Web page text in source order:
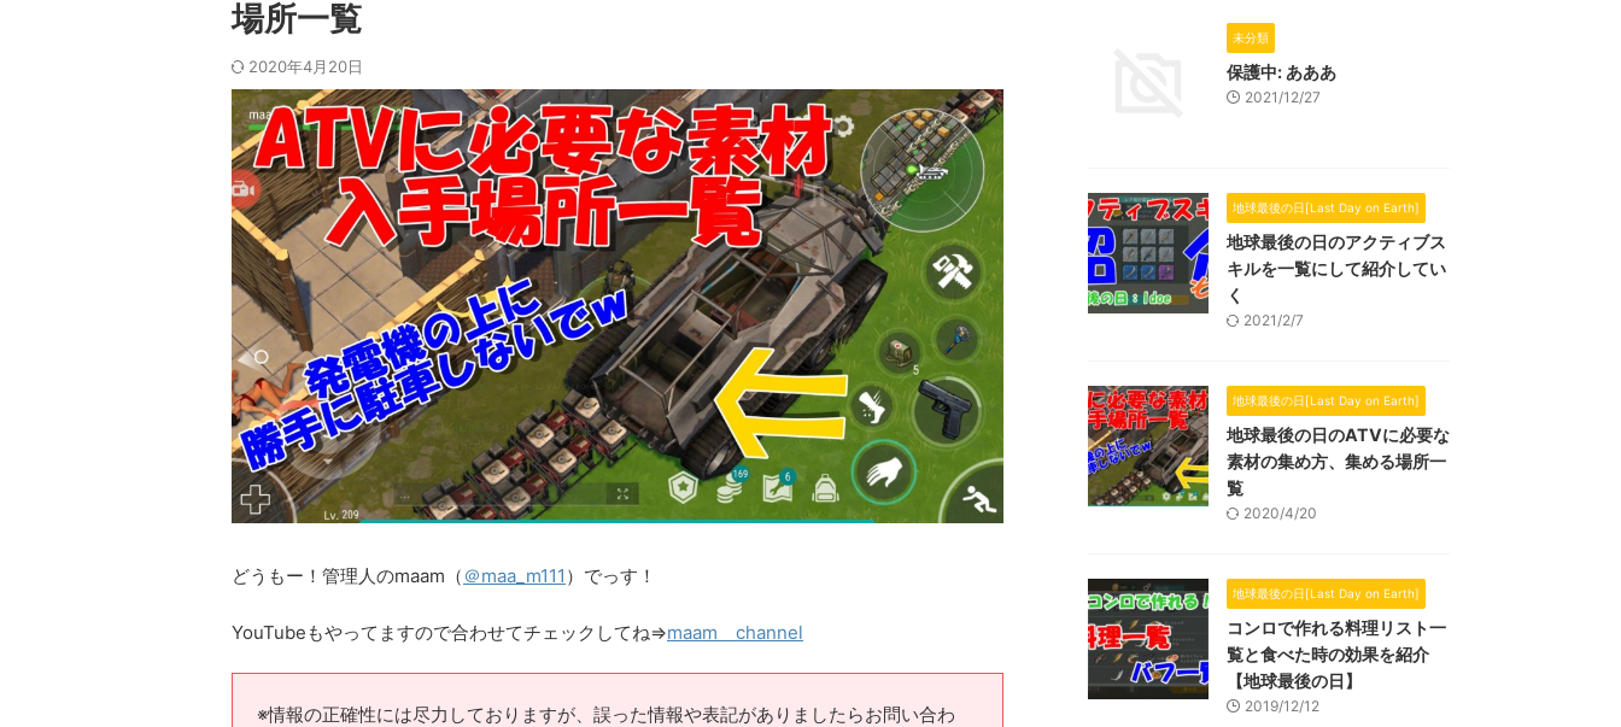
場所一覧
2020年4月20日
どうもー！管理人のmaam（ ＠maa_m111 ）でっす！
YouTubeもやってますので合わせてチェックしてね⇒maam channel
※情報の正確性には尽力しておりますが、誤った情報や表記がありましたらお問い合わ
未分類
保護中: あああ
2021/12/27
地球最後の日[Last Day on Earth]
地球最後の日のアクティブス
キルを一覧にして紹介してい
く
2021/2/7
地球最後の日[Last Day on Earth]
地球最後の日のATVに必要な
素材の集め方、集める場所一
覧
2020/4/20
地球最後の日[Last Day on Earth]
コンロで作れる料理リスト一
覧と食べた時の効果を紹介
【地球最後の日】
2019/12/12